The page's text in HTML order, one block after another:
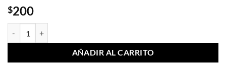
$200
AÑADIR AL CARRITO